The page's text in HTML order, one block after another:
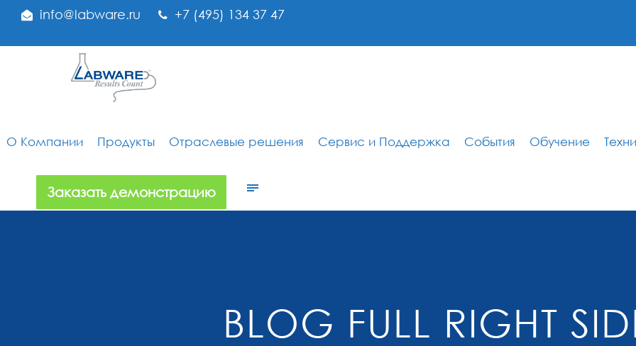
info@labware.ru
+7 (495) 134 37 47
О Компании Продукты Отраслевые решения Сервис и Поддержка События Обучение
Заказать демонстрацию
BLOG FULL RIGHT